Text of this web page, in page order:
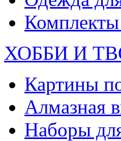
Комплекты
ХОББИ И
Картины
Алмазная
Наборы